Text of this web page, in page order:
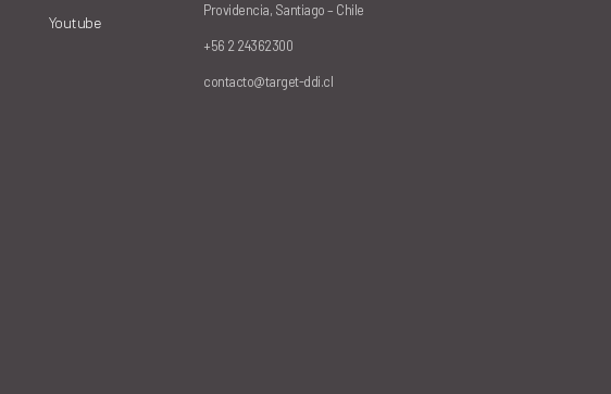
Youtube
Providencia, Santiago – Chile
+56 2 24362300
contacto@target-ddi.cl